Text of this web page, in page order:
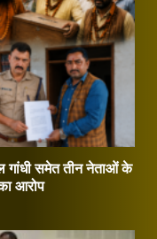
गांधी समेत तीन नेताओं के
आरोप